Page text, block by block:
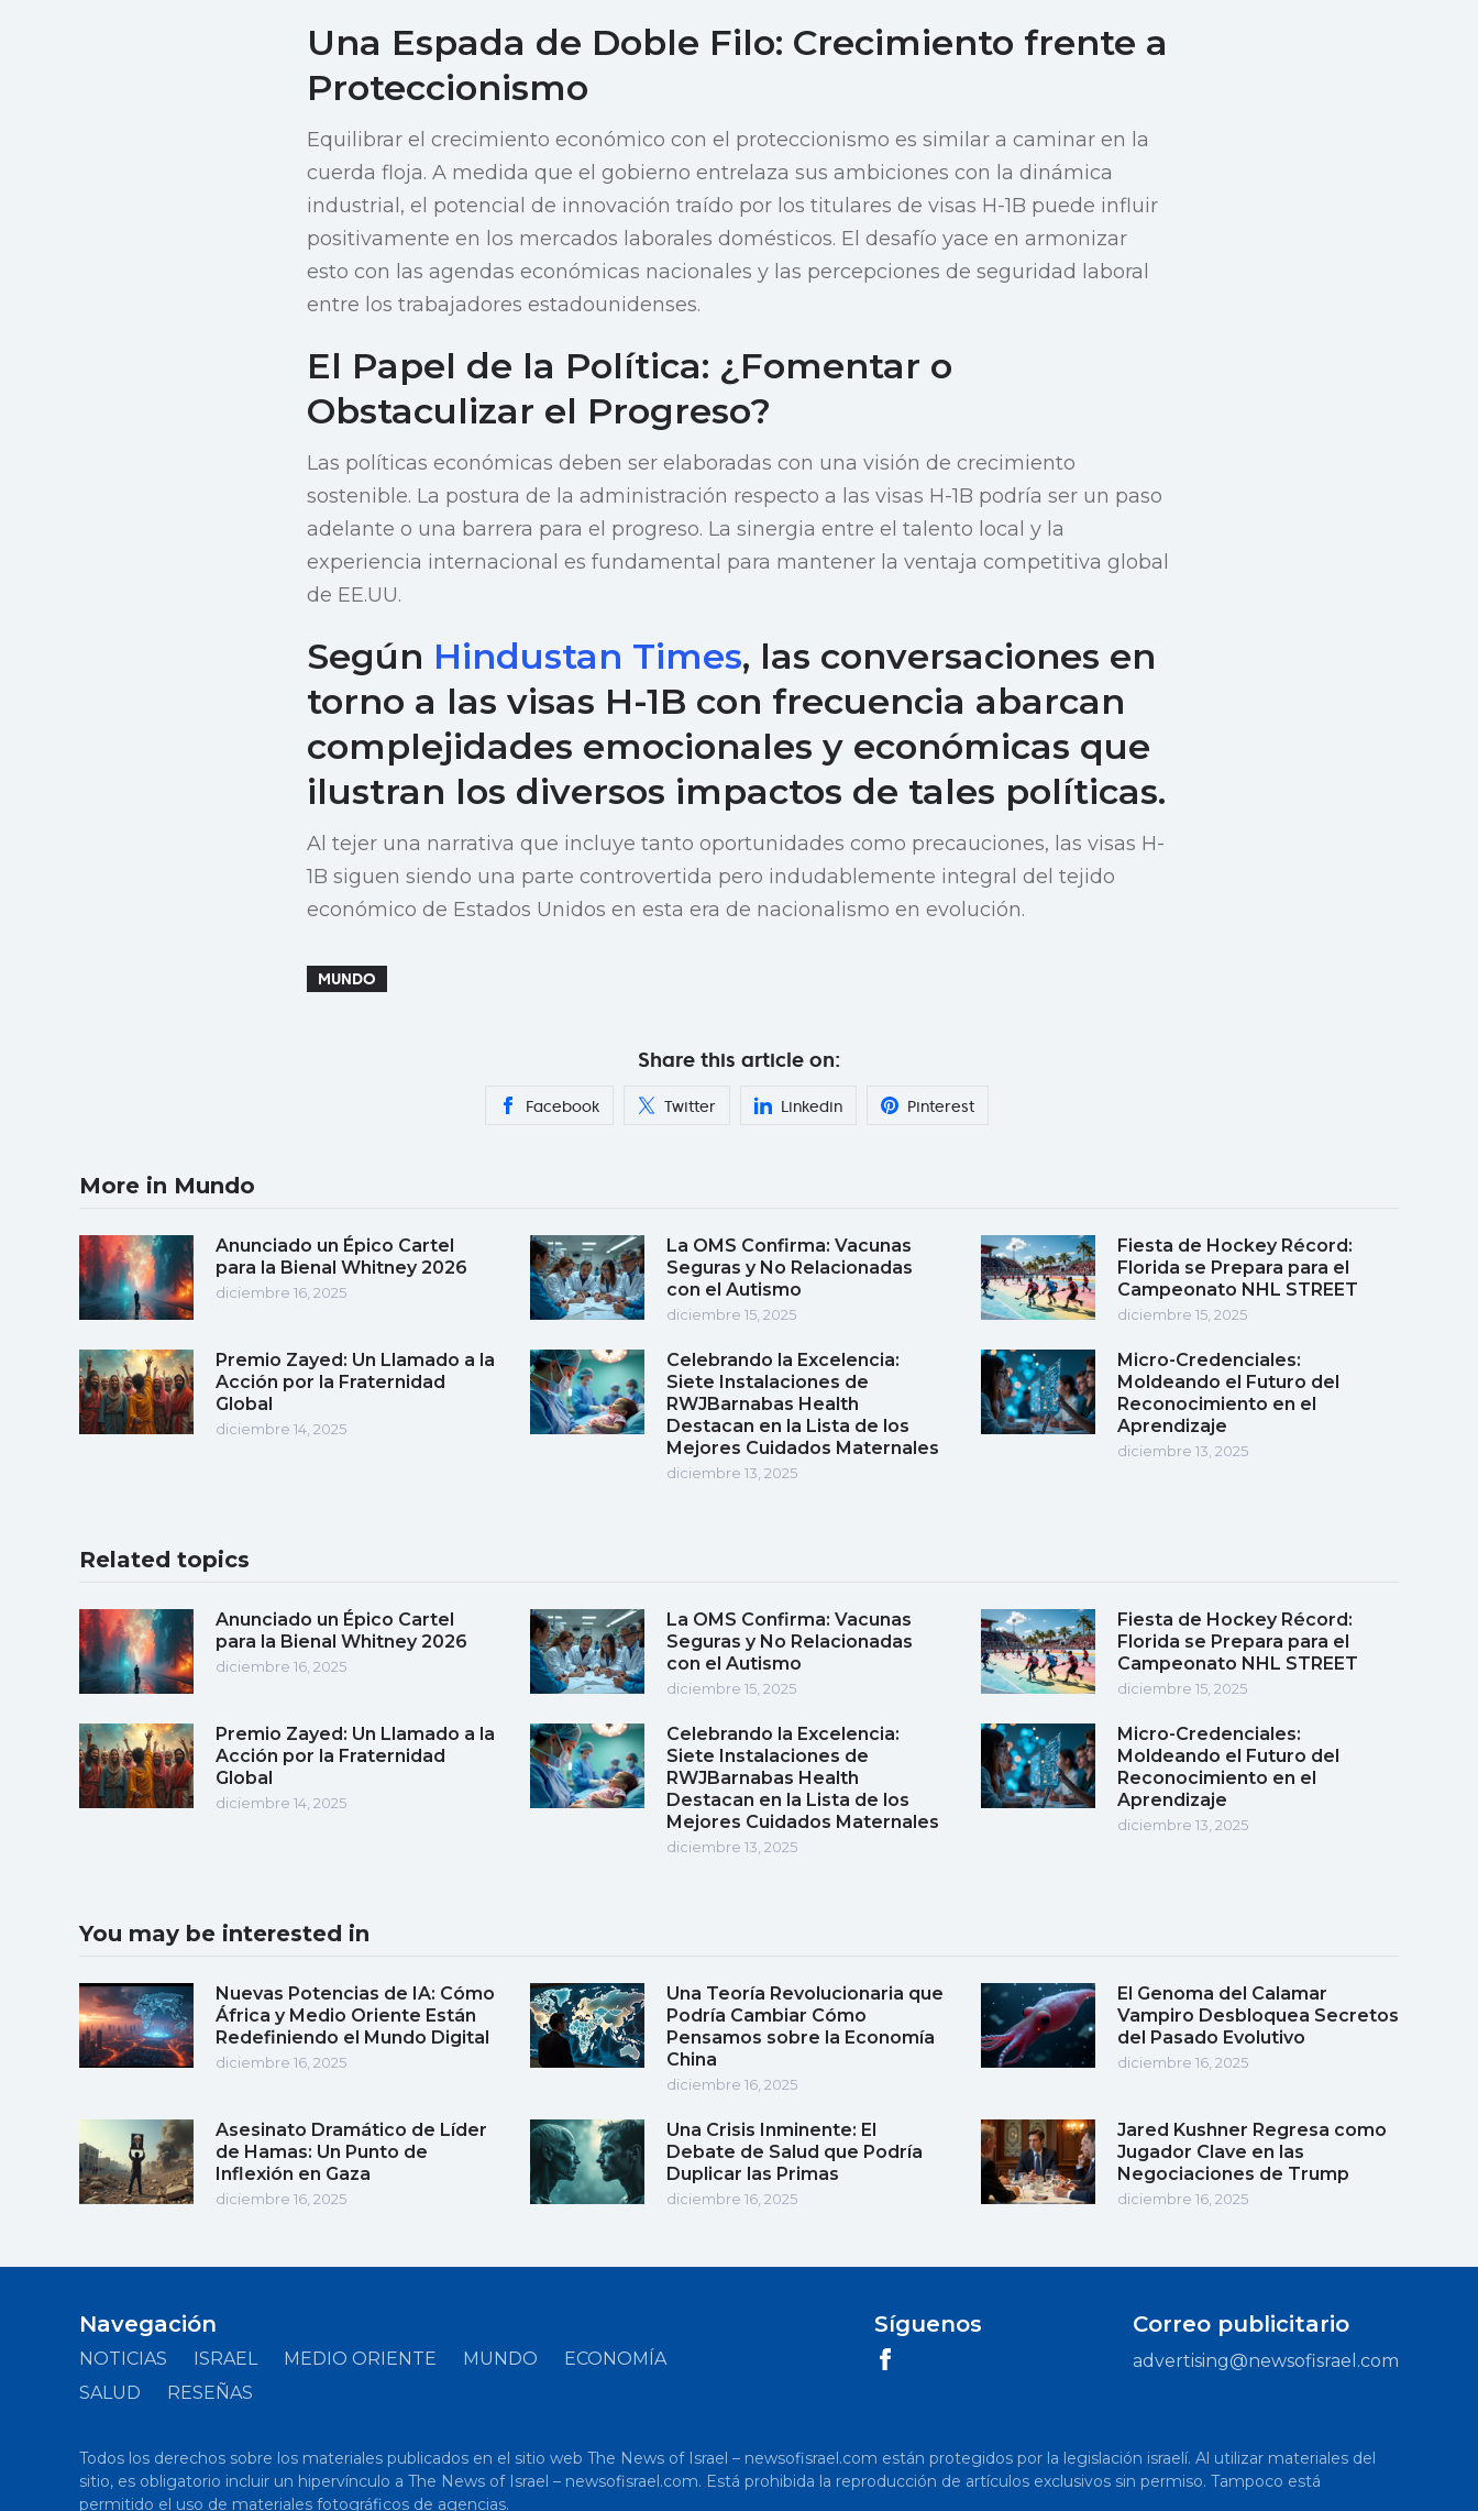
Una Espada de Doble Filo: Crecimiento frente a
Proteccionismo
Equilibrar el crecimiento económico con el proteccionismo es similar a caminar en la
cuerda floja. A medida que el gobierno entrelaza sus ambiciones con la dinámica
industrial, el potencial de innovación traído por los titulares de visas H-1B puede influir
positivamente en los mercados laborales domésticos. El desafío yace en armonizar
esto con las agendas económicas nacionales y las percepciones de seguridad laboral
entre los trabajadores estadounidenses.
El Papel de la Política: ¿Fomentar o
Obstaculizar el Progreso?
Las políticas económicas deben ser elaboradas con una visión de crecimiento
sostenible. La postura de la administración respecto a las visas H-1B podría ser un paso
adelante o una barrera para el progreso. La sinergia entre el talento local y la
experiencia internacional es fundamental para mantener la ventaja competitiva global
de EE.UU.
Según Hindustan Times, las conversaciones en
torno a las visas H-1B con frecuencia abarcan
complejidades emocionales y económicas que
ilustran los diversos impactos de tales políticas.
Al tejer una narrativa que incluye tanto oportunidades como precauciones, las visas H-
1B siguen siendo una parte controvertida pero indudablemente integral del tejido
económico de Estados Unidos en esta era de nacionalismo en evolución.
MUNDO
Share this article on:
Facebook Twitter Linkedin Pinterest
More in Mundo
Anunciado un Épico Cartel
para la Bienal Whitney 2026
diciembre 16, 2025
La OMS Confirma: Vacunas
Seguras y No Relacionadas
con el Autismo
diciembre 15, 2025
Fiesta de Hockey Récord:
Florida se Prepara para el
Campeonato NHL STREET
diciembre 15, 2025
Premio Zayed: Un Llamado a la
Acción por la Fraternidad
Global
diciembre 14, 2025
Celebrando la Excelencia:
Siete Instalaciones de
RWJBarnabas Health
Destacan en la Lista de los
Mejores Cuidados Maternales
diciembre 13, 2025
Micro-Credenciales:
Moldeando el Futuro del
Reconocimiento en el
Aprendizaje
diciembre 13, 2025
Related topics
Anunciado un Épico Cartel
para la Bienal Whitney 2026
diciembre 16, 2025
La OMS Confirma: Vacunas
Seguras y No Relacionadas
con el Autismo
diciembre 15, 2025
Fiesta de Hockey Récord:
Florida se Prepara para el
Campeonato NHL STREET
diciembre 15, 2025
Premio Zayed: Un Llamado a la
Acción por la Fraternidad
Global
diciembre 14, 2025
Celebrando la Excelencia:
Siete Instalaciones de
RWJBarnabas Health
Destacan en la Lista de los
Mejores Cuidados Maternales
diciembre 13, 2025
Micro-Credenciales:
Moldeando el Futuro del
Reconocimiento en el
Aprendizaje
diciembre 13, 2025
You may be interested in
Nuevas Potencias de IA: Cómo
África y Medio Oriente Están
Redefiniendo el Mundo Digital
diciembre 16, 2025
Una Teoría Revolucionaria que
Podría Cambiar Cómo
Pensamos sobre la Economía
China
diciembre 16, 2025
El Genoma del Calamar
Vampiro Desbloquea Secretos
del Pasado Evolutivo
diciembre 16, 2025
Asesinato Dramático de Líder
de Hamas: Un Punto de
Inflexión en Gaza
diciembre 16, 2025
Una Crisis Inminente: El
Debate de Salud que Podría
Duplicar las Primas
diciembre 16, 2025
Jared Kushner Regresa como
Jugador Clave en las
Negociaciones de Trump
diciembre 16, 2025
Navegación
NOTICIAS ISRAEL MEDIO ORIENTE MUNDO
ECONOMÍA
SALUD
RESEÑAS
Síguenos Correo publicitario
advertising@newsofisrael.com
Todos los derechos sobre los materiales publicados en el sitio web The News of Israel – newsofisrael.com están protegidos por la legislación israelí. Al utilizar materiales del
sitio, es obligatorio incluir un hipervínculo a The News of Israel – newsofisrael.com. Está prohibida la reproducción de artículos exclusivos sin permiso. Tampoco está
permitido el uso de materiales fotográficos de agencias.